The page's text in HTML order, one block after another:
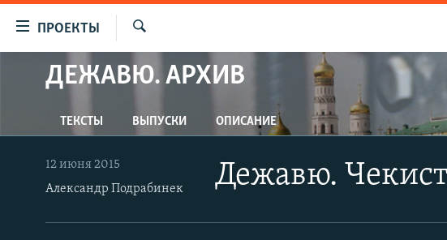
упрощенного
доступа
Вернуться
к
основному
содержанию
ПРОЕКТЫ
ПРОГРАММЫ
АВТОРСКИЕ ПРОЕКТЫ
ЦИТАТЫ СВОБОДЫ
МНЕНИЯ
КУЛЬТУРА
ДЕЖАВЮ. АРХИВ
ТЕКСТЫ ВЫПУСКИ ОПИСАНИЕ
Дежавю.
12 июня 2015
Александр Подрабинек